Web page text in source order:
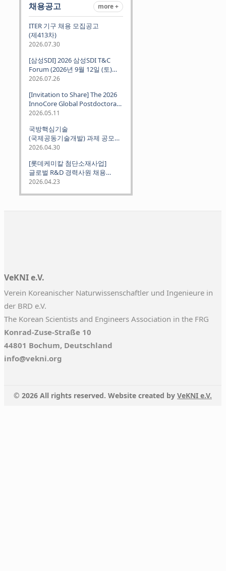
채용공고 more +
ITER 기구 채용 모집공고
(제413차)
2026.07.30
[삼성SDI] 2026 삼성SDI T&C
Forum (2026년 9월 12일 (토)
뮌헨 개최)
2026.07.26
[Invitation to Share] The 2026
InnoCore Global Postdoctoral
Job Fair: Meet Korea's 4 Major
Institutes
2026.05.11
국방핵심기술
(국제공동기술개발) 과제 공모
안내 (~2026.06.26)
2026.04.30
[롯데케미칼 첨단소재사업]
글로벌 R&D 경력사원 채용
(~2026. 5.5)
2026.04.23
VeKNI e.V.
Verein Koreanischer Naturwissenschaftler und Ingenieure in
der BRD e.V.
The Korean Scientists and Engineers Association in the FRG
Konrad-Zuse-Straße 10
44801 Bochum, Deutschland
info@vekni.org
© 2026 All rights reserved. Website created by VeKNI e.V.